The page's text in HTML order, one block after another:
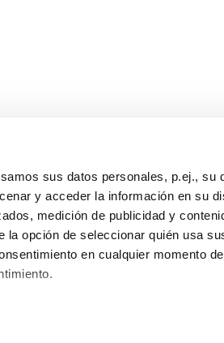
sus datos personales, p.ej., su
y acceder la información en su
medición de publicidad y
la opción de seleccionar quién usa
en cualquier momento